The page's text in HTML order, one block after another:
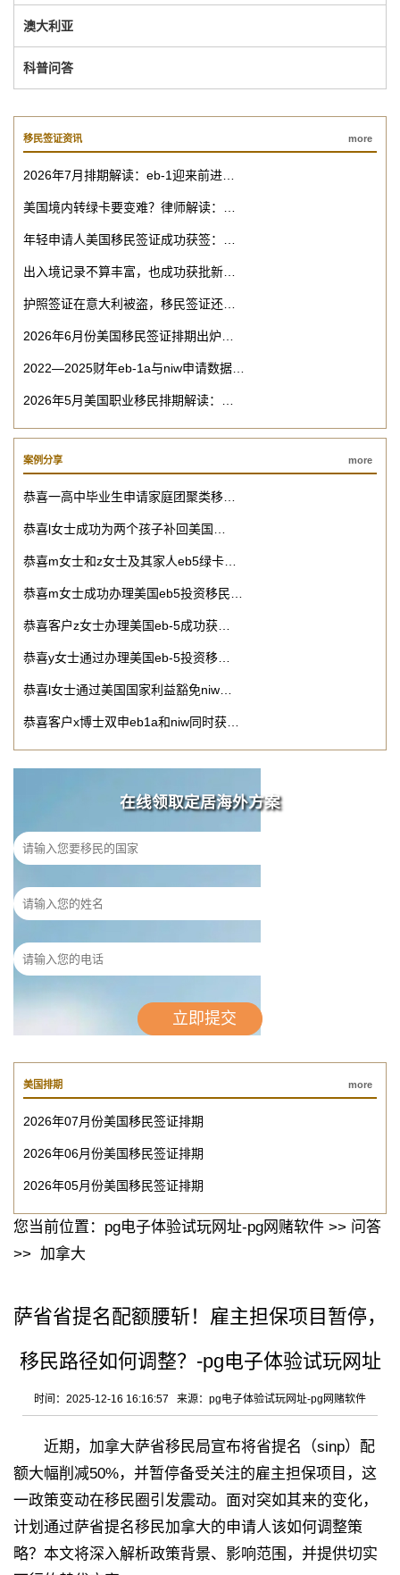
澳大利亚
科普问答
移民签证资讯 more
2026年7月排期解读：eb-1迎来前进…
美国境内转绿卡要变难？律师解读：…
年轻申请人美国移民签证成功获签：…
出入境记录不算丰富，也成功获批新…
护照签证在意大利被盗，移民签证还…
2026年6月份美国移民签证排期出炉…
2022—2025财年eb-1a与niw申请数据…
2026年5月美国职业移民排期解读：…
案例分享 more
恭喜一高中毕业生申请家庭团聚类移…
恭喜l女士成功为两个孩子补回美国…
恭喜m女士和z女士及其家人eb5绿卡…
恭喜m女士成功办理美国eb5投资移民…
恭喜客户z女士办理美国eb-5成功获…
恭喜y女士通过办理美国eb-5投资移…
恭喜l女士通过美国国家利益豁免niw…
恭喜客户x博士双申eb1a和niw同时获…
在线领取定居海外方案
美国排期 more
2026年07月份美国移民签证排期
2026年06月份美国移民签证排期
2026年05月份美国移民签证排期
您当前位置： pg电子体验试玩网址-pg网赌软件 >> 问答
>> 加拿大
萨省省提名配额腰斩！雇主担保项目暂停，
移民路径如何调整？-pg电子体验试玩网址
时间：2025-12-16 16:16:57 来源： pg电子体验试玩网址-pg网赌软件
近期，加拿大萨省移民局宣布将省提名（sinp）配
额大幅削减50%，并暂停备受关注的雇主担保项目，这
一政策变动在移民圈引发震动。面对突如其来的变化，
计划通过萨省提名移民加拿大的申请人该如何调整策
略？本文将深入解析政策背景、影响范围，并提供切实